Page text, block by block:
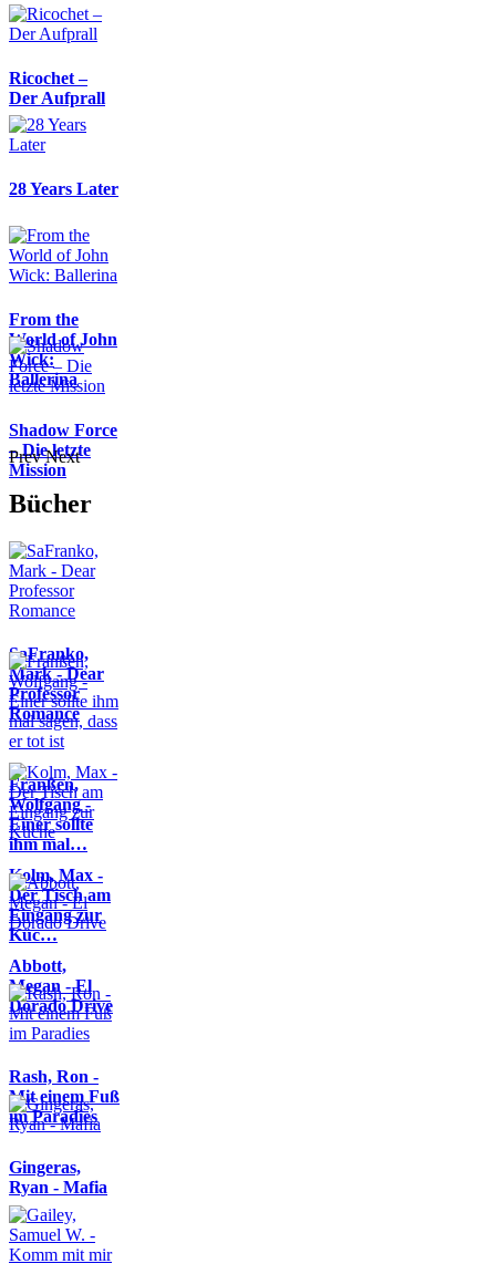
Ricochet –
Der Aufprall
28 Years Later
From the
World of John
Wick:
Ballerina
Shadow Force
– Die letzte
Mission
Prev Next
Bücher
SaFranko,
Mark - Dear
Professor
Romance
Franßen,
Wolfgang -
Einer sollte
ihm mal…
Kolm, Max -
Der Tisch am
Eingang zur
Küc…
Abbott,
Megan - El
Dorado Drive
Rash, Ron -
Mit einem Fuß
im Paradies
Gingeras,
Ryan - Mafia